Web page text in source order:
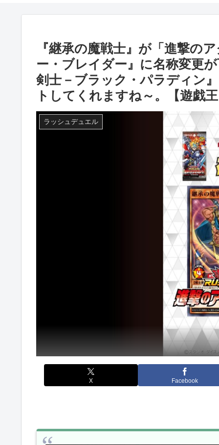
『継承の魔戦士』が「進撃の
ー・ブレイダー』に名称変更
剣士－ブラック・パラディン
トしてくれますね～。【遊戯
ラッシュデュエル
X Facebook